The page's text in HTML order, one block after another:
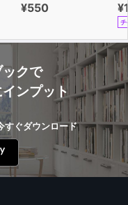
¥550
チ
クで
ンプット
すぐダウンロード